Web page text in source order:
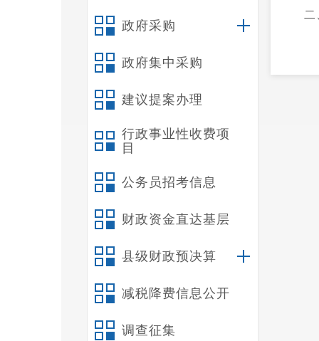
政府采购
政府集中采购
建议提案办理
行政事业性收费项
目
公务员招考信息
财政资金直达基层
县级财政预决算
减税降费信息公开
调查征集